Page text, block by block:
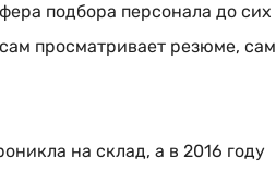
подбора персонала до сих
просматривает резюме, сам
на склад, а в 2016 году